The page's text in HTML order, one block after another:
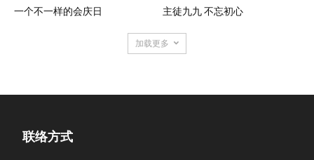
一个不一样的会庆日 主徒九九 不忘初心
加载更多
联络方式